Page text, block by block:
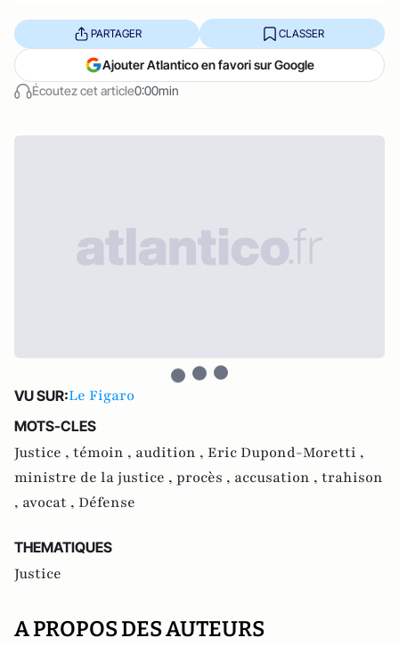
Écoutez cet article0:00min
PARTAGER CLASSER
Ajouter Atlantico en favori sur Google
VU SUR:Le Figaro
MOTS-CLES
Justice , témoin , audition , Eric Dupond-Moretti ,
ministre de la justice , procès , accusation , trahison
, avocat , Défense
THEMATIQUES
Justice
A PROPOS DES AUTEURS